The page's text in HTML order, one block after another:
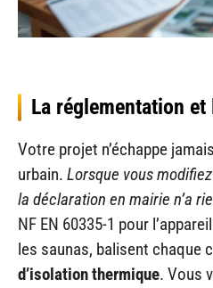
La réglementation
Votre projet n’échappe
urbain. Lorsque vous
la déclaration en mairie n’a
NF EN 60335-1 pour
les saunas, balisent chaque
d’isolation thermique. Vous